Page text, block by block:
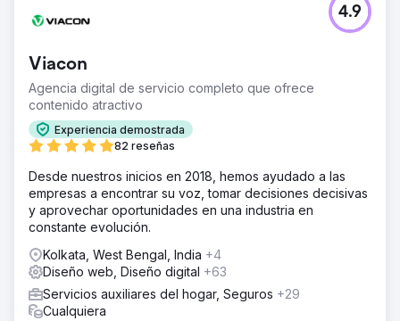
Viacon
Agencia digital de servicio completo que ofrece
contenido atractivo
Experiencia demostrada
82 reseñas
4.9
Desde nuestros inicios en 2018, hemos ayudado a las
empresas a encontrar su voz, tomar decisiones decisivas
y aprovechar oportunidades en una industria en
constante evolución.
Kolkata, West Bengal, India +4
Diseño web, Diseño digital +63
Servicios auxiliares del hogar, Seguros +29
Cualquiera